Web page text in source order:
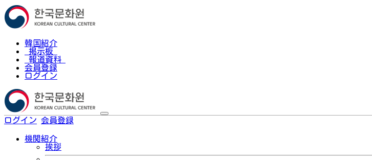
韓国紹介
掲示板
報道資料
会員登録
ログイン
ログイン 会員登録
機関紹介
挨拶